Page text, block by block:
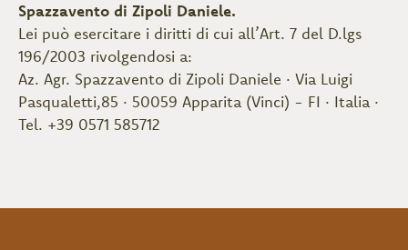
Spazzavento di Zipoli Daniele.
Lei può esercitare i diritti di cui all’Art. 7 del D.lgs
196/2003 rivolgendosi a:
Az. Agr. Spazzavento di Zipoli Daniele · Via Luigi
Pasqualetti,85 · 50059 Apparita (Vinci) - FI · Italia ·
Tel. +39 0571 585712